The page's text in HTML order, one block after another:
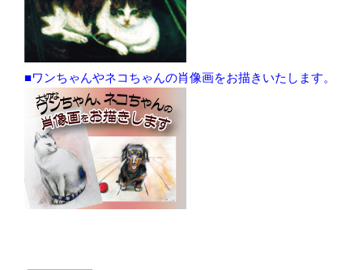
■ワンちゃんやネコちゃんの肖像画をお描きいたします。